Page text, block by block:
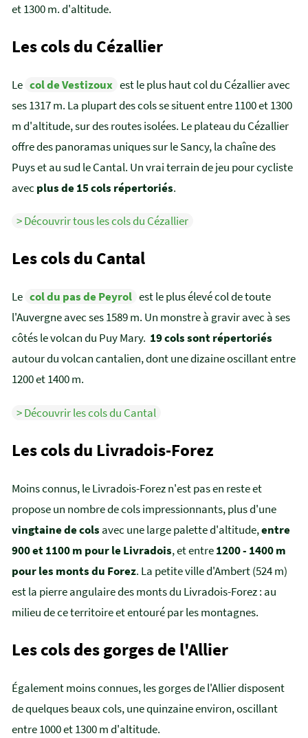
et 1300 m. d'altitude.
Les cols du Cézallier
Le col de Vestizoux est le plus haut col du Cézallier avec
ses 1317 m. La plupart des cols se situent entre 1100 et 1300
m d'altitude, sur des routes isolées. Le plateau du Cézallier
offre des panoramas uniques sur le Sancy, la chaîne des
Puys et au sud le Cantal. Un vrai terrain de jeu pour cycliste
avec plus de 15 cols répertoriés.
> Découvrir tous les cols du Cézallier
Les cols du Cantal
Le col du pas de Peyrol est le plus élevé col de toute
l'Auvergne avec ses 1589 m. Un monstre à gravir avec à ses
côtés le volcan du Puy Mary. 19 cols sont répertoriés
autour du volcan cantalien, dont une dizaine oscillant entre
1200 et 1400 m.
> Découvrir les cols du Cantal
Les cols du Livradois-Forez
Moins connus, le Livradois-Forez n'est pas en reste et
propose un nombre de cols impressionnants, plus d'une
vingtaine de cols avec une large palette d'altitude,entre
900 et 1100 m pour le Livradois, et entre1200 - 1400 m
pour les monts du Forez. La petite ville d'Ambert (524 m)
est la pierre angulaire des monts du Livradois-Forez : au
milieu de ce territoire et entouré par les montagnes.
Les cols des gorges de l'Allier
Également moins connues, les gorges de l'Allier disposent
de quelques beaux cols, une quinzaine environ, oscillant
entre 1000 et 1300 m d'altitude.